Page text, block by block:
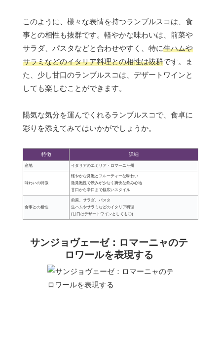
このように、様々な表情を持つランブルスコは、食
事との相性も抜群です。軽やかな味わいは、前菜や
サラダ、パスタなどと合わせやすく、特に生ハムや
サラミなどのイタリア料理との相性は抜群です。ま
た、少し甘口のランブルスコは、デザートワインと
しても楽しむことができます。
陽気な気分を運んでくれるランブルスコで、食卓に
彩りを添えてみてはいかがでしょうか。
特徴 詳細
産地 イタリアのエミリア・ロマーニャ州
味わいの特徴
軽やかな発泡とフルーティーな味わい
微発泡性で渋みが少なく爽快な飲み心地
甘口から辛口まで幅広いスタイル
食事との相性
前菜、サラダ、パスタ
生ハムやサラミなどのイタリア料理
(甘口はデザートワインとしても〇)
サンジョヴェーゼ：ロマーニャのテ
ロワールを表現する